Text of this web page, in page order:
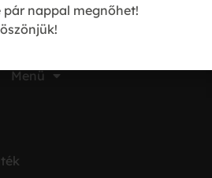
Blog
Menü
pár nappal megnőhet!